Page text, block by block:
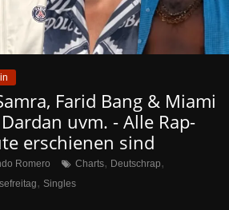
Farid Bang & Miami
uvm. - Alle Rap-
erschienen sind
Romero Charts, Deutschrap,
, Singles